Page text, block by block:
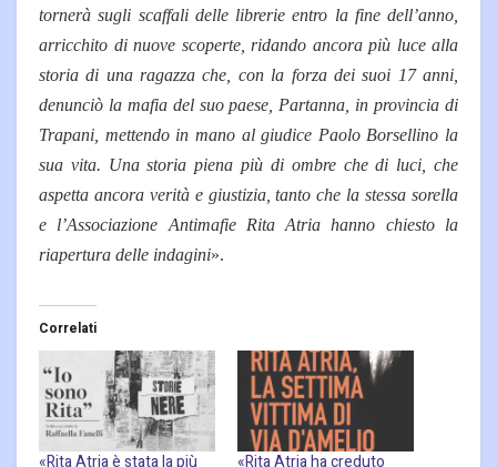
tornerà sugli scaffali delle librerie entro la fine dell’anno,
arricchito di nuove scoperte, ridando ancora più luce alla
storia di una ragazza che, con la forza dei suoi 17 anni,
denunciò la mafia del suo paese, Partanna, in provincia di
Trapani, mettendo in mano al giudice Paolo Borsellino la
sua vita. Una storia piena più di ombre che di luci, che
aspetta ancora verità e giustizia, tanto che la stessa sorella
e l’Associazione Antimafie Rita Atria hanno chiesto la
riapertura delle indagini».
Correlati
«Rita Atria è stata la più
«Rita Atria ha creduto